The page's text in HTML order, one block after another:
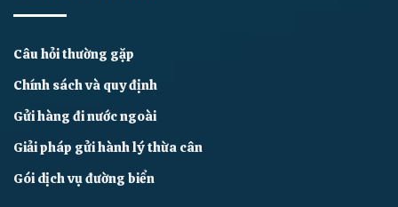
Câu hỏi thường gặp
Chính sách và quy định
Gửi hàng đi nước ngoài
Giải pháp gửi hành lý thừa cân
Gói dịch vụ đường biển